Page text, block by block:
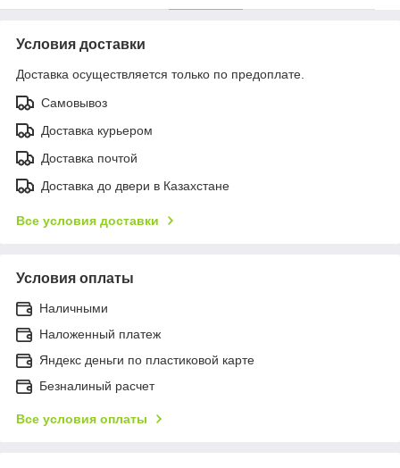
Условия доставки
Доставка осуществляется только по предоплате.
Самовывоз
Доставка курьером
Доставка почтой
Доставка до двери в Казахстане
Все условия доставки
Условия оплаты
Наличными
Наложенный платеж
Яндекс деньги по пластиковой карте
Безналиный расчет
Все условия оплаты